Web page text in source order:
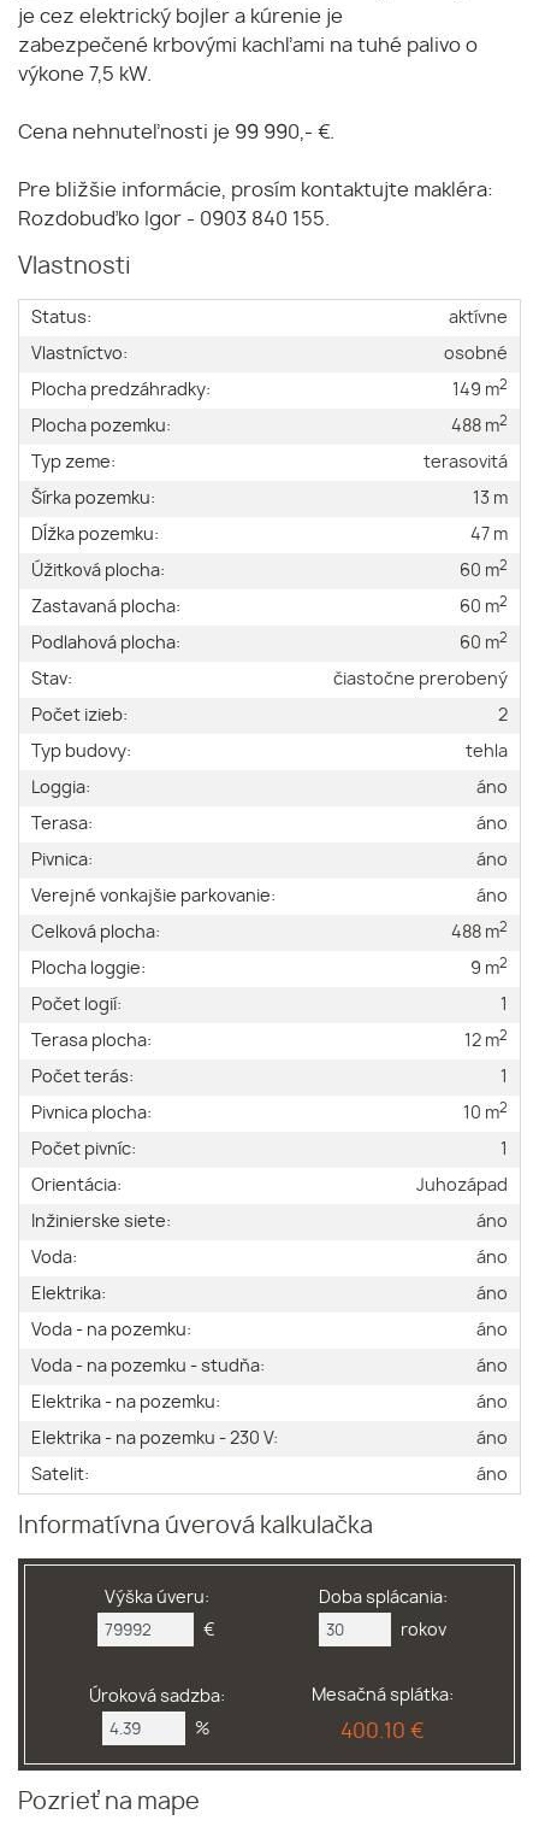
je cez elektrický bojler a kúrenie je
zabezpečené krbovými kachľami na tuhé palivo o
výkone 7,5 kW.
Cena nehnuteľnosti je 99 990,- €.
Pre bližšie informácie, prosím kontaktujte makléra:
Rozdobuďko Igor - 0903 840 155.
Vlastnosti
Status:
aktívne
Vlastníctvo:
osobné
Plocha predzáhradky:
149 m2
Plocha pozemku: 488 m2
Typ zeme:
terasovitá
Šírka pozemku:
13 m
Dĺžka pozemku:
47 m
Úžitková plocha:
60 m2
Zastavaná plocha: 60 m2
Podlahová plocha: 60 m2
Stav:
čiastočne prerobený
Počet izieb:
2
Typ budovy:
tehla
Loggia:
áno
Terasa:
áno
Pivnica:
áno
Verejné vonkajšie parkovanie:
áno
Celková plocha:
488 m2
Plocha loggie: 9 m2
Počet logií:
1
Terasa plocha:
12 m2
Počet terás:
1
Pivnica plocha:
10 m2
Počet pivníc:
1
Orientácia:
Juhozápad
Inžinierske siete:
áno
Voda:
áno
Elektrika:
áno
Voda - na pozemku:
áno
Voda - na pozemku - studňa:
áno
Elektrika - na pozemku:
áno
Elektrika - na pozemku - 230 V:
áno
Satelit:
áno
Informatívna úverová kalkulačka
Výška úveru:
€
Doba splácania:
rokov
Úroková sadzba:
%
Mesačná splátka:
400.10 €
Pozrieť na mape